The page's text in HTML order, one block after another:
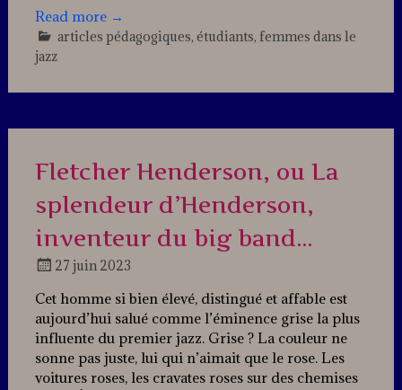
Read more →
articles pédagogiques, étudiants, femmes dans le
jazz
Comments
Fletcher Henderson, ou La
splendeur d’Henderson,
inventeur du big band…
27 juin 2023
Jazz
Cet homme si bien élevé, distingué et affable est
aujourd’hui salué comme l’éminence grise la plus
influente du premier jazz. Grise ? La couleur ne
sonne pas juste, lui qui n’aimait que le rose. Les
voitures roses, les cravates roses sur des chemises